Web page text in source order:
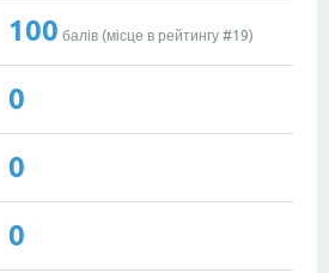
100 балів (місце в рейтингу #19)
0
0
0